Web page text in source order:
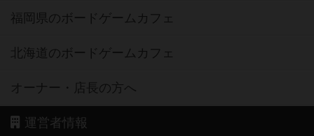
福岡県のボードゲームカフェ
北海道のボードゲームカフェ
オーナー・店長の方へ
運営者情報